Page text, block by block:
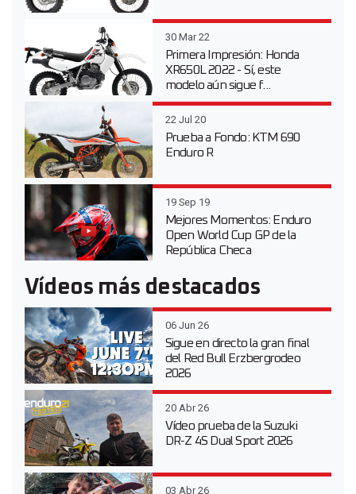
30 Mar 22
Primera Impresión: Honda
XR650L 2022 - Sí, este
modelo aún sigue f...
22 Jul 20
Prueba a Fondo: KTM 690
Enduro R
19 Sep 19
Mejores Momentos: Enduro
Open World Cup GP de la
República Checa
Vídeos más destacados
06 Jun 26
Sigue en directo la gran final
del Red Bull Erzbergrodeo
2026
20 Abr 26
Vídeo prueba de la Suzuki
DR-Z 4S Dual Sport 2026
03 Abr 26